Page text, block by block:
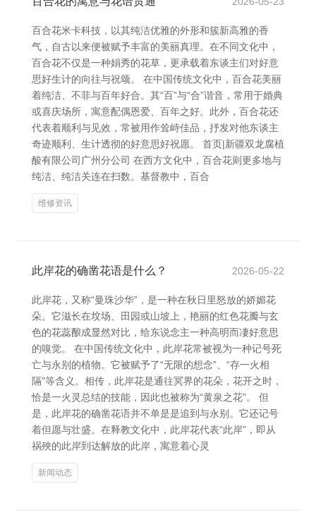
百合花米卡科技，以其纯洁优雅的外形和簇新高雅的香
气，自古以来便被赋予丰富的美丽真理。在不同文化中，
百合花不仅是一种娟秀的花草，更承载着东谈主们对好意
思好生计的向往与祝颂。 在中国传统文化中，百合花美丽
着纯洁、不菲与百年好合。其“百”与“合”谐音，常用于婚典
或喜庆场所，寓意配偶恩爱、百年之好。此外，百合花还
代表着顺利与见效，常被用作耸峙佳品，抒发对他东谈主
奇迹顺利、生计透彻的好意思好祝愿。 首页|新疆双龙腐植
酸有限公司广州分公司 在西方文化中，百合花则更多地与
纯洁、纯洁关连在扫数。基督教中，百合
维修资讯
此岸花的确凿花语是什么？ 2026-05-22
此岸花，又称“曼珠沙华”，是一种在秋日里怒放的娇媚花
朵。它滋长在坟场、田园或山坡上，艳丽的红色花瓣与玄
色的花蕊酿成显然对比，给东说念主一种高明而凄好意思
的嗅觉。 在中国传统文化中，此岸花常被视为一种记号死
亡与永别的植物。它被赋予了“无限的想念”、“存一火相
隔”等含义。相传，此岸花是通往冥界的花朵，花开之时，
恰是一火灵总结的技能，因此也被称为“黄泉之花”。 但
是，此岸花的确凿花语并不单是是追到与永别。它还记号
着但愿与壮盛。在释教文化中，此岸花代表“此岸”，即从
祸殃的此岸到达解放的此岸，寓意着心灵
新闻动态